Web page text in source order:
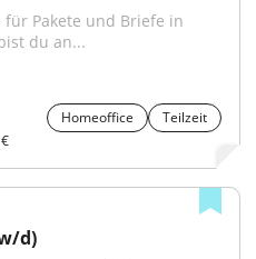
Pakete und Briefe in
du an...
Homeoffice
Teilzeit
d)